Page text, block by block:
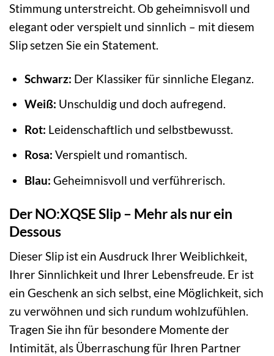
Stimmung unterstreicht. Ob geheimnisvoll und
elegant oder verspielt und sinnlich – mit diesem
Slip setzen Sie ein Statement.
Schwarz: Der Klassiker für sinnliche Eleganz.
Weiß: Unschuldig und doch aufregend.
Rot: Leidenschaftlich und selbstbewusst.
Rosa: Verspielt und romantisch.
Blau: Geheimnisvoll und verführerisch.
Der NO:XQSE Slip – Mehr als nur ein
Dessous
Dieser Slip ist ein Ausdruck Ihrer Weiblichkeit,
Ihrer Sinnlichkeit und Ihrer Lebensfreude. Er ist
ein Geschenk an sich selbst, eine Möglichkeit, sich
zu verwöhnen und sich rundum wohlzufühlen.
Tragen Sie ihn für besondere Momente der
Intimität, als Überraschung für Ihren Partner